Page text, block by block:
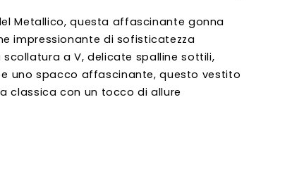
Metallico, questa affascinante gonna
impressionante di sofisticatezza
a V, delicate spalline sottili,
uno spacco affascinante, questo vestito
classica con un tocco di allure